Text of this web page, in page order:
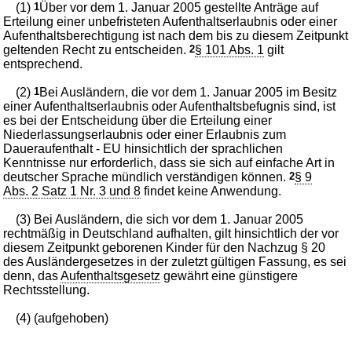
(1)1Über vor dem 1. Januar 2005 gestellte Anträge auf
Erteilung einer unbefristeten Aufenthaltserlaubnis oder einer
Aufenthaltsberechtigung ist nach dem bis zu diesem Zeitpunkt
geltenden Recht zu entscheiden.2§ 101 Abs. 1 gilt
entsprechend.
(2)1Bei Ausländern, die vor dem 1. Januar 2005 im Besitz
einer Aufenthaltserlaubnis oder Aufenthaltsbefugnis sind, ist
es bei der Entscheidung über die Erteilung einer
Niederlassungserlaubnis oder einer Erlaubnis zum
Daueraufenthalt - EU hinsichtlich der sprachlichen
Kenntnisse nur erforderlich, dass sie sich auf einfache Art in
deutscher Sprache mündlich verständigen können.2§ 9
Abs. 2 Satz 1 Nr. 3 und 8 findet keine Anwendung.
(3) Bei Ausländern, die sich vor dem 1. Januar 2005
rechtmäßig in Deutschland aufhalten, gilt hinsichtlich der vor
diesem Zeitpunkt geborenen Kinder für den Nachzug § 20
des Ausländergesetzes in der zuletzt gültigen Fassung, es sei
denn, dasAufenthaltsgesetz gewährt eine günstigere
Rechtsstellung.
(4) (aufgehoben)